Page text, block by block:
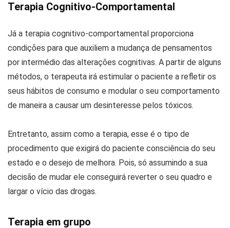
Terapia Cognitivo-Comportamental
Já a terapia cognitivo-comportamental proporciona
condições para que auxiliem a mudança de pensamentos
por intermédio das alterações cognitivas. A partir de alguns
métodos, o terapeuta irá estimular o paciente a refletir os
seus hábitos de consumo e modular o seu comportamento
de maneira a causar um desinteresse pelos tóxicos.
Entretanto, assim como a terapia, esse é o tipo de
procedimento que exigirá do paciente consciência do seu
estado e o desejo de melhora. Pois, só assumindo a sua
decisão de mudar ele conseguirá reverter o seu quadro e
largar o vício das drogas.
Terapia em grupo